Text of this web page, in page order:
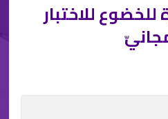
للخضوع للاختبار